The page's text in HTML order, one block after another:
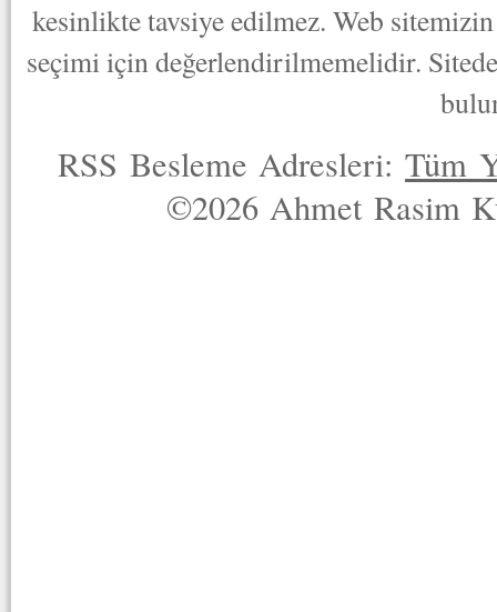
kesinlikte tavsiye edilmez. Web
seçimi için değerlendirilmemelidir.
RSS Besleme Adresleri:Tüm
©2026 Ahmet Rasim